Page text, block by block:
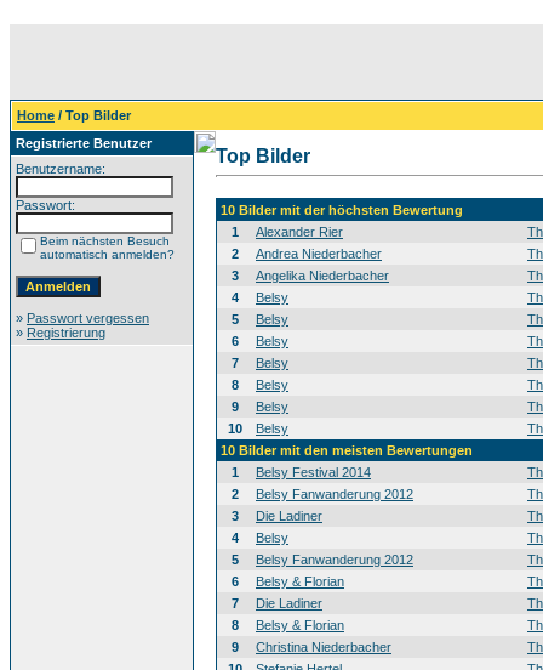
Home / Top Bilder
Registrierte Benutzer
Benutzername:
Passwort:
Beim nächsten Besuch
automatisch anmelden?
» Passwort vergessen
» Registrierung
Top Bilder
10 Bilder mit der höchsten Bewertung
1
Alexander Rier
2
Andrea Niederbacher
3
Angelika Niederbacher
4
Belsy
5
Belsy
6
Belsy
7
Belsy
8
Belsy
9
Belsy
10
Belsy
10 Bilder mit den meisten Bewertungen
1
Belsy Festival 2014
2
Belsy Fanwanderung 2012
3
Die Ladiner
4
Belsy
5
Belsy Fanwanderung 2012
6
Belsy & Florian
7
Die Ladiner
8
Belsy & Florian
9
Christina Niederbacher